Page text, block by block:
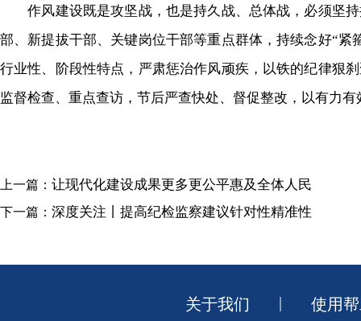
作风建设既是攻坚战，也是持久战、总体战， 必须坚
部、新提拔干部、关键岗位干部等重点群体，持续念好“
行业性、阶段性特点，严肃惩治作风顽疾，以铁的纪律狠
监督检查、 重点查访 ，节后严查快处、督促整改 ，以有力
上一篇： 让现代化建设成果更多更公平惠及全体人民
下一篇： 深度关注丨提高纪检监察建议针对性精准性
关于我们 | 使用